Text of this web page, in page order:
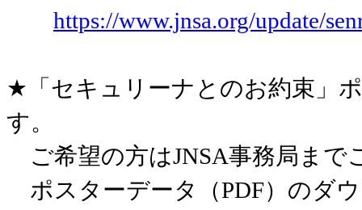
https://www.jnsa.org/update/
★「セキュリーナとのお約束」
す。
ご希望の方はJNSA事務局まで
ポスターデータ（PDF）のダ